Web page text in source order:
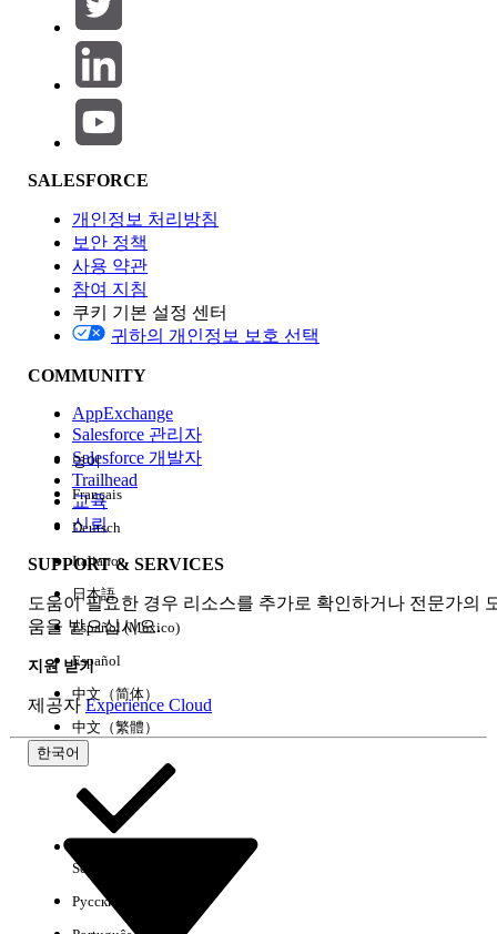
제품 영역
기능 영향
Edition
경험
SALESFORCE
개인정보 처리방침
보안 정책
사용 약관
참여 지침
쿠키 기본 설정 센터
귀하의 개인정보 보호 선택
COMMUNITY
AppExchange
Salesforce 관리자
Salesforce 개발자
Trailhead
교육
신뢰
SUPPORT & SERVICES
도움이 필요한 경우 리소스를 추가로 확인하거나 전문가의
움을 받으십시오.
지원 받기
제공자 Experience Cloud
한국어
영어
Français
Deutsch
Italiano
日本語
Español (México)
Español
中文（简体）
中文（繁體）
Select Org
Русский